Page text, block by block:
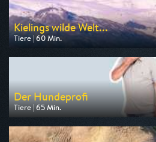
Kielings wilde Welt...
Tiere | 60 Min.
am 09.08.2026, 06:15
Der Hundeprofi
Tiere | 65 Min.
Ausgestrahlt von VOX
am 08.08.2026, 16:50